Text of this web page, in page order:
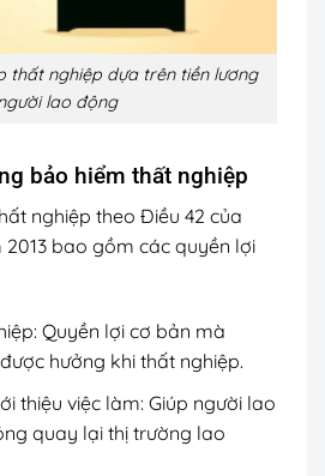
thất nghiệp dựa trên tiền lương
lao động
bảo hiểm thất nghiệp
nghiệp theo Điều 42 của
bao gồm các quyền lợi
Quyền lợi cơ bản mà
hưởng khi thất nghiệp.
thiệu việc làm: Giúp người lao
quay lại thị trường lao